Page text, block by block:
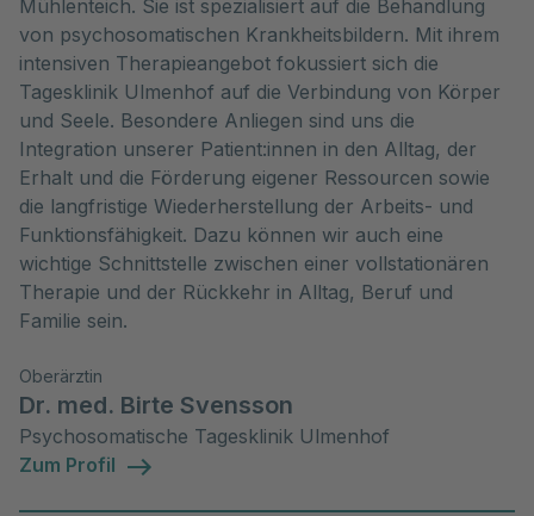
Mühlenteich. Sie ist spezialisiert auf die Behandlung
von psychosomatischen Krankheitsbildern. Mit ihrem
intensiven Therapieangebot fokussiert sich die
Tagesklinik Ulmenhof auf die Verbindung von Körper
und Seele. Besondere Anliegen sind uns die
Integration unserer Patient:innen in den Alltag, der
Erhalt und die Förderung eigener Ressourcen sowie
die langfristige Wiederherstellung der Arbeits- und
Funktionsfähigkeit. Dazu können wir auch eine
wichtige Schnittstelle zwischen einer vollstationären
Therapie und der Rückkehr in Alltag, Beruf und
Familie sein.
Oberärztin
Dr. med. Birte Svensson
Psychosomatische Tagesklinik Ulmenhof
Zum Profil